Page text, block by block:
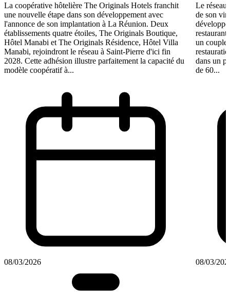
La coopérative hôtelière The Originals Hotels franchit
une nouvelle étape dans son développement avec
l'annonce de son implantation à La Réunion. Deux
établissements quatre étoiles, The Originals Boutique,
Hôtel Manabi et The Originals Résidence, Hôtel Villa
Manabi, rejoindront le réseau à Saint-Pierre d'ici fin
2028. Cette adhésion illustre parfaitement la capacité du
modèle coopératif à...
08/03/2026
Le réseau
de son
un couple
dans un
de 60...
08/03/